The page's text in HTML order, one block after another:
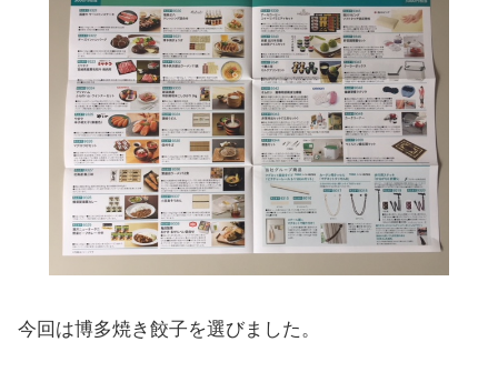
今回は博多焼き餃子を選びました。